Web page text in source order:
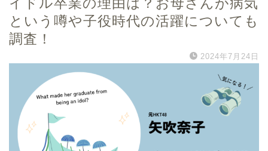
という噂や子役時代の活躍についても
調査！
2024年7月24日